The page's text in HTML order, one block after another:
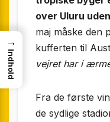
over Uluru
maj måske den
kufferten til
vejret har i
Fra de første
de sydlige
→
Indhold